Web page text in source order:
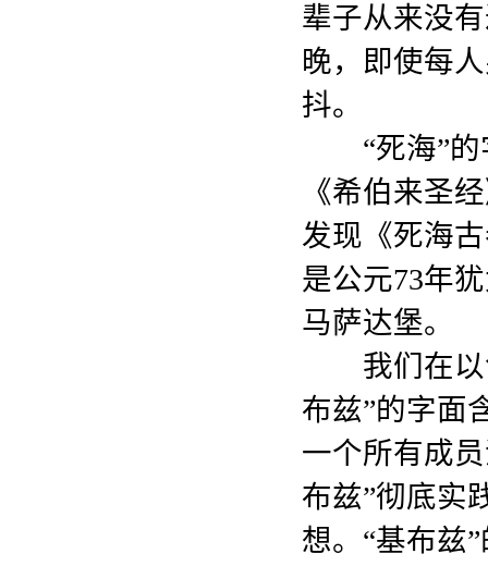
辈子从来没
晚，即使每
抖。
“死海”的
《希伯来圣
发现《死海
是公元73年
马萨达堡。
我们在以色
布兹”的字面
一个所有成
布兹”彻底实
想。“基布兹